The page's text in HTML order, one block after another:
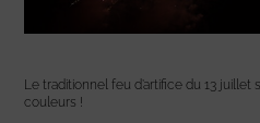
Le traditionnel feu d’artifice du 13 juillet
couleurs !